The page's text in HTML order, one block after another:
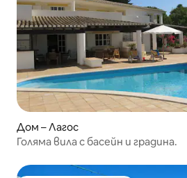
Дом – Лагос
Голяма вила с басейн и градина.